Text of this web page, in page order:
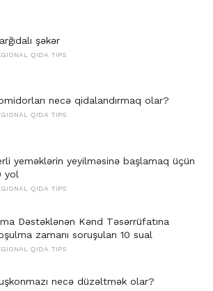
şəkər
QIDA TIPS
necə qidalandırmaq olar?
QIDA TIPS
yeməklərin yeyilməsinə başlamaq üçün
yol
QIDA TIPS
Dəstəklənən Kənd Təsərrüfatına
zamanı soruşulan 10 sual
QIDA TIPS
necə düzəltmək olar?